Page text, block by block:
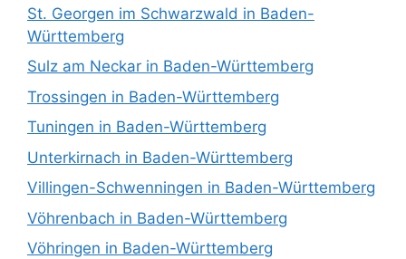
St. Georgen im Schwarzwald in Baden-
Württemberg
Sulz am Neckar in Baden-Württemberg
Trossingen in Baden-Württemberg
Tuningen in Baden-Württemberg
Unterkirnach in Baden-Württemberg
Villingen-Schwenningen in Baden-Württemberg
Vöhrenbach in Baden-Württemberg
Vöhringen in Baden-Württemberg